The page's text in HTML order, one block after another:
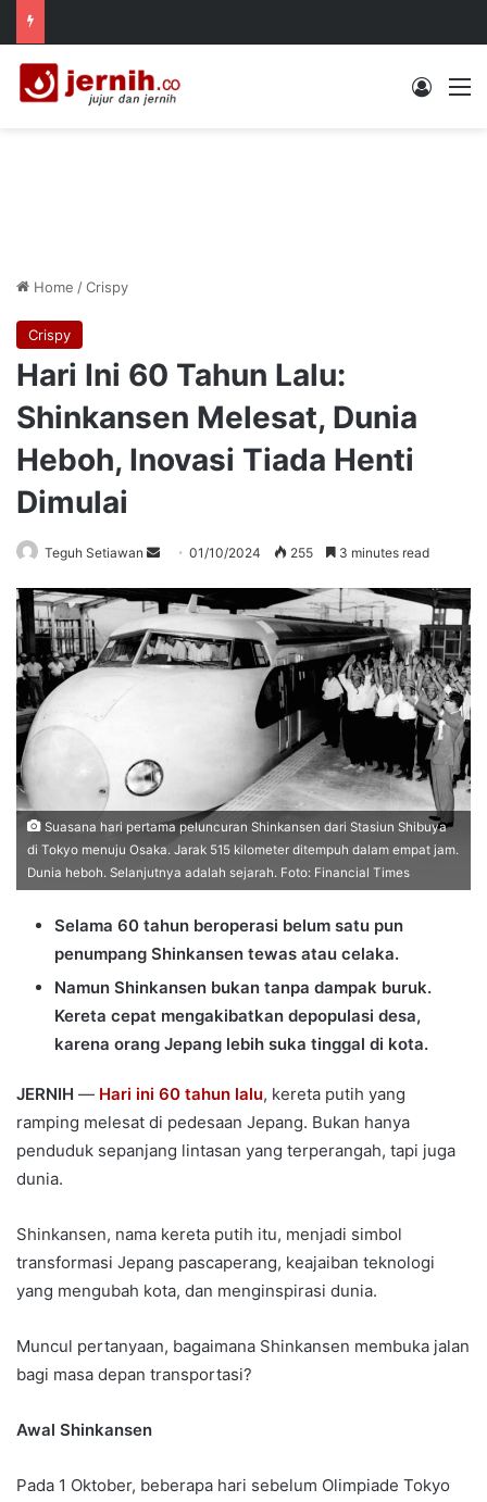
Log In
Home /Crispy
Crispy
Hari Ini 60 Tahun Lalu:
Shinkansen Melesat, Dunia
Heboh, Inovasi Tiada Henti
Dimulai
Teguh Setiawan
Send
email
01/10/2024 255 3 minutes read
Suasana hari pertama peluncuran Shinkansen dari Stasiun Shibuya
di Tokyo menuju Osaka. Jarak 515 kilometer ditempuh dalam empat jam.
Dunia heboh. Selanjutnya adalah sejarah. Foto: Financial Times
Selama 60 tahun beroperasi belum satu pun
penumpang Shinkansen tewas atau celaka.
Namun Shinkansen bukan tanpa dampak buruk.
Kereta cepat mengakibatkan depopulasi desa,
karena orang Jepang lebih suka tinggal di kota.
JERNIH — Hari ini 60 tahun lalu, kereta putih yang
ramping melesat di pedesaan Jepang. Bukan hanya
penduduk sepanjang lintasan yang terperangah, tapi juga
dunia.
Shinkansen, nama kereta putih itu, menjadi simbol
transformasi Jepang pascaperang, keajaiban teknologi
yang mengubah kota, dan menginspirasi dunia.
Muncul pertanyaan, bagaimana Shinkansen membuka jalan
bagi masa depan transportasi?
Awal Shinkansen
Pada 1 Oktober, beberapa hari sebelum Olimpiade Tokyo